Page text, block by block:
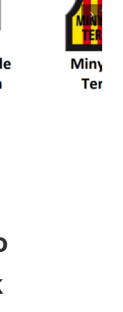
unieixen tradició i
de colla a la Vall
de Boí